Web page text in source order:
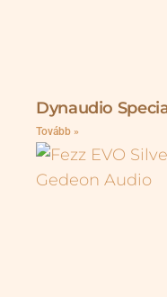
Dynaudio
Tovább »